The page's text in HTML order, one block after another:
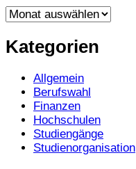
Beiträge
nach
Monaten
Kategorien
Allgemein
Berufswahl
Finanzen
Hochschulen
Studiengänge
Studienorganisation